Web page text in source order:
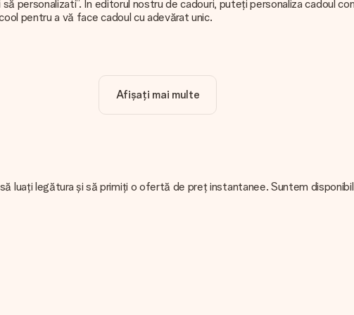
personalizati”. În editorul nostru de cadouri, puteți personaliza cadoul
pentru a vă face cadoul cu adevărat unic.
aceea, este important să folosiți fotografii de înaltă calitate. Dacă nu
dvs. împreună cu cadoul pe care doriți să îl comandați. Ei pot
aveți o imagine cu un alt format pe care doriți să îl utilizați? Vă rugăm
Afișați mai multe
luați legătura și să primiți o ofertă de preț instantanee. Suntem